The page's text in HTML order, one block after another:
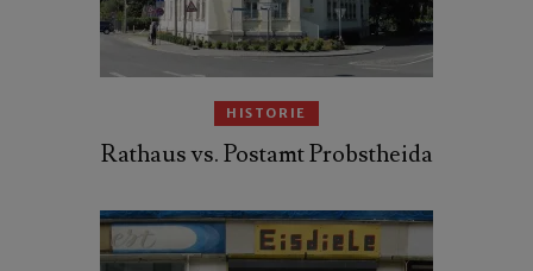
HISTORIE
Rathaus vs. Postamt Probstheida